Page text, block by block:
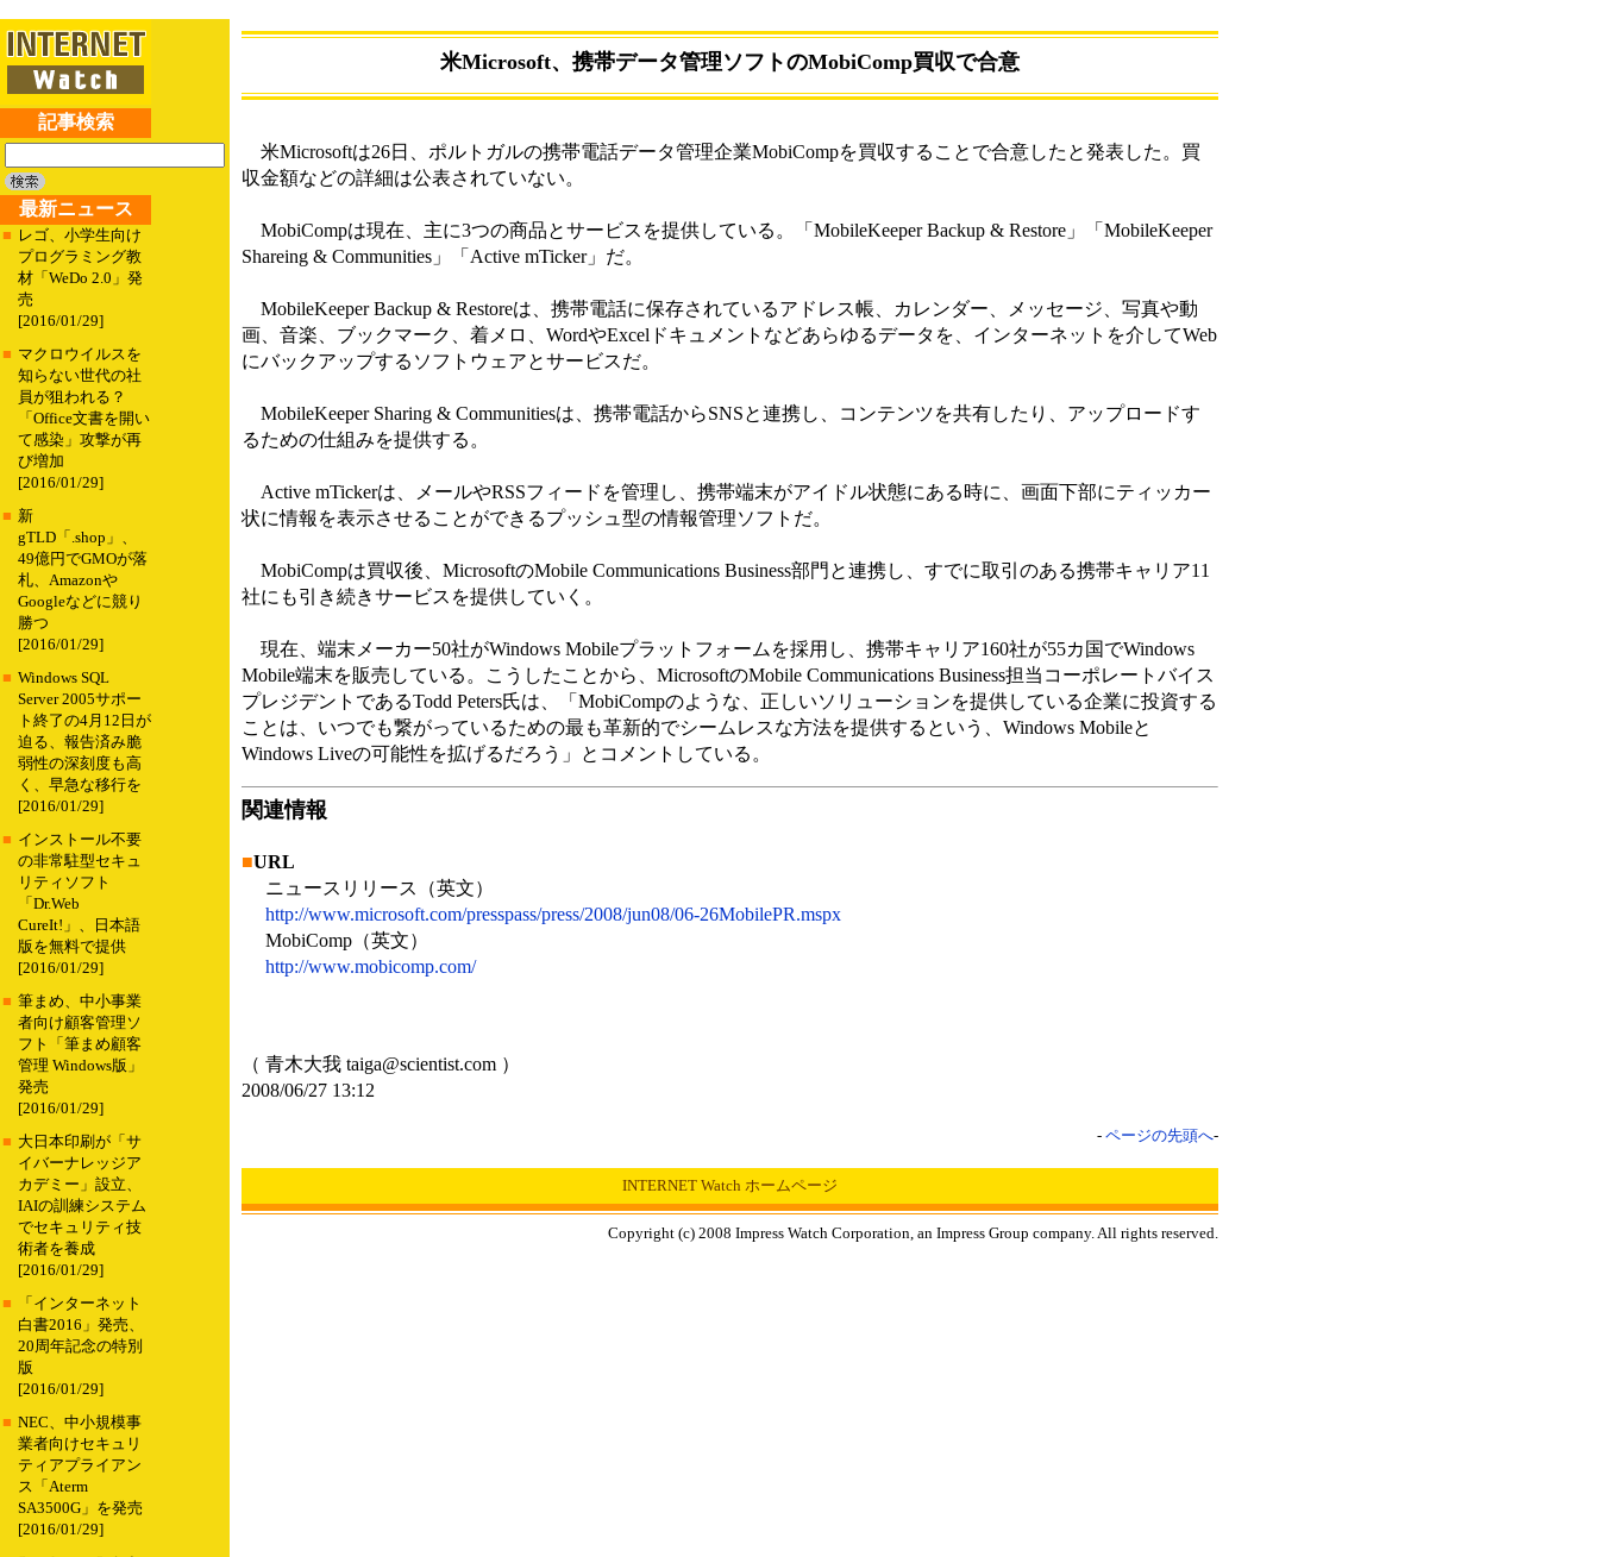
記事検索
最新ニュース
■ レゴ、小学生向け
プログラミング教
材「WeDo 2.0」発
売
[2016/01/29]
■ マクロウイルスを
知らない世代の社
員が狙われる？
「Office文書を開い
て感染」攻撃が再
び増加
[2016/01/29]
■ 新
gTLD「.shop」、
49億円でGMOが落
札、Amazonや
Googleなどに競り
勝つ
[2016/01/29]
■ Windows SQL
Server 2005サポー
ト終了の4月12日が
迫る、報告済み脆
弱性の深刻度も高
く、早急な移行を
[2016/01/29]
■ インストール不要
の非常駐型セキュ
リティソフト
「Dr.Web
CureIt!」、日本語
版を無料で提供
[2016/01/29]
■ 筆まめ、中小事業
者向け顧客管理ソ
フト「筆まめ顧客
管理 Windows版」
発売
[2016/01/29]
■ 大日本印刷が「サ
イバーナレッジア
カデミー」設立、
IAIの訓練システム
でセキュリティ技
術者を養成
[2016/01/29]
■
「インターネット
白書2016」発売、
20周年記念の特別
版
[2016/01/29]
■ NEC、中小規模事
業者向けセキュリ
ティアプライアン
ス「Aterm
SA3500G」を発売
[2016/01/29]
米Microsoft、携帯データ管理ソフトのMobiComp買収で合意
米Microsoftは26日、ポルトガルの携帯電話データ管理企業MobiCompを買収することで合意したと発表した。買
収金額などの詳細は公表されていない。
MobiCompは現在、主に3つの商品とサービスを提供している。「MobileKeeper Backup & Restore」「MobileKeeper
Shareing & Communities」「Active mTicker」だ。
MobileKeeper Backup & Restoreは、携帯電話に保存されているアドレス帳、カレンダー、メッセージ、写真や動
画、音楽、ブックマーク、着メロ、WordやExcelドキュメントなどあらゆるデータを、インターネットを介してWeb
にバックアップするソフトウェアとサービスだ。
MobileKeeper Sharing & Communitiesは、携帯電話からSNSと連携し、コンテンツを共有したり、アップロードす
るための仕組みを提供する。
Active mTickerは、メールやRSSフィードを管理し、携帯端末がアイドル状態にある時に、画面下部にティッカー
状に情報を表示させることができるプッシュ型の情報管理ソフトだ。
MobiCompは買収後、MicrosoftのMobile Communications Business部門と連携し、すでに取引のある携帯キャリア11
社にも引き続きサービスを提供していく。
現在、端末メーカー50社がWindows Mobileプラットフォームを採用し、携帯キャリア160社が55カ国でWindows
Mobile端末を販売している。こうしたことから、MicrosoftのMobile Communications Business担当コーポレートバイス
プレジデントであるTodd Peters氏は、「MobiCompのような、正しいソリューションを提供している企業に投資する
ことは、いつでも繋がっているための最も革新的でシームレスな方法を提供するという、Windows Mobileと
Windows Liveの可能性を拡げるだろう」とコメントしている。
関連情報
■URL
ニュースリリース（英文）
http://www.microsoft.com/presspass/press/2008/jun08/06-26MobilePR.mspx
MobiComp（英文）
http://www.mobicomp.com/
（ 青木大我 taiga@scientist.com ）
2008/06/27 13:12
- ページの先頭へ-
INTERNET Watch ホームページ
Copyright (c) 2008 Impress Watch Corporation, an Impress Group company. All rights reserved.